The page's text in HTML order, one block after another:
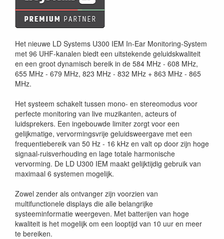
Het nieuwe LD Systems U300 IEM In-Ear Monitoring-System
met 96 UHF-kanalen biedt een uitstekende geluidskwaliteit
en een groot dynamisch bereik in de 584 MHz - 608 MHz,
655 MHz - 679 MHz, 823 MHz - 832 MHz + 863 MHz - 865
MHz.
Het systeem schakelt tussen mono- en stereomodus voor
perfecte monitoring van live muzikanten, acteurs of
luidsprekers. Een ingebouwde limiter zorgt voor een
gelijkmatige, vervormingsvrije geluidsweergave met een
frequentiebereik van 50 Hz - 16 kHz en valt op door zijn hoge
signaal-ruisverhouding en lage totale harmonische
vervorming. De LD U300 IEM maakt gelijktijdig gebruik van
maximaal 6 systemen mogelijk.
Zowel zender als ontvanger zijn voorzien van
multifunctionele displays die alle belangrijke
systeeminformatie weergeven. Met batterijen van hoge
kwaliteit is het mogelijk om een looptijd van 10 uur en meer
te bereiken.